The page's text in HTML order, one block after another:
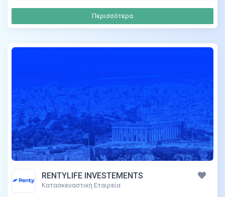
Περισσότερα
RENTYLIFE INVESTEMENTS
Κατασκευαστική Εταιρεία